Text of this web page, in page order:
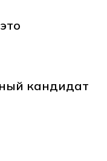
кандидат